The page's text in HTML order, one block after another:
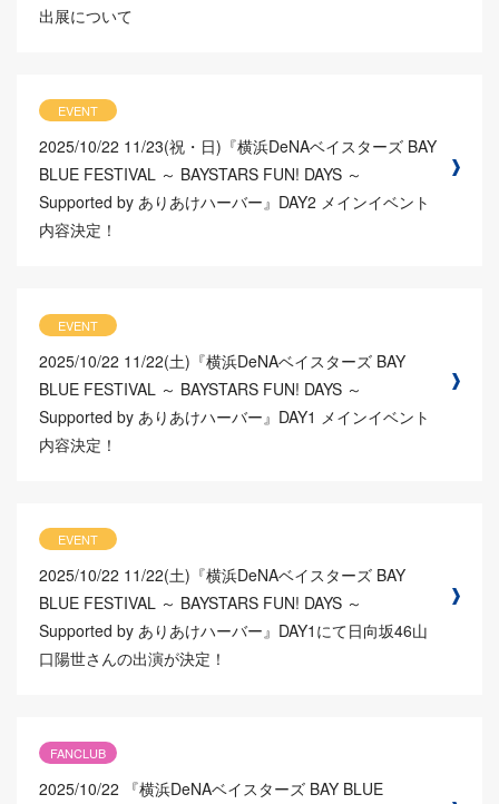
出展について
EVENT
2025/10/22 11/23(祝・日)『横浜DeNAベイスターズ BAY
BLUE FESTIVAL ～ BAYSTARS FUN! DAYS ～
Supported by ありあけハーバー』DAY2 メインイベント
内容決定！
EVENT
2025/10/22 11/22(土)『横浜DeNAベイスターズ BAY
BLUE FESTIVAL ～ BAYSTARS FUN! DAYS ～
Supported by ありあけハーバー』DAY1 メインイベント
内容決定！
EVENT
2025/10/22 11/22(土)『横浜DeNAベイスターズ BAY
BLUE FESTIVAL ～ BAYSTARS FUN! DAYS ～
Supported by ありあけハーバー』DAY1にて日向坂46山
口陽世さんの出演が決定！
FANCLUB
2025/10/22 『横浜DeNAベイスターズ BAY BLUE